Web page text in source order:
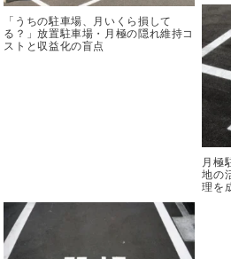
「うちの駐車場、月いくら損して
る？」放置駐車場・月極の隠れ維持コ
ストと収益化の盲点
月極
地の
理を